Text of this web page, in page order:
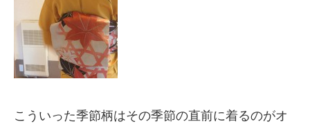
こういった季節柄はその季節の直前に着るのがオ